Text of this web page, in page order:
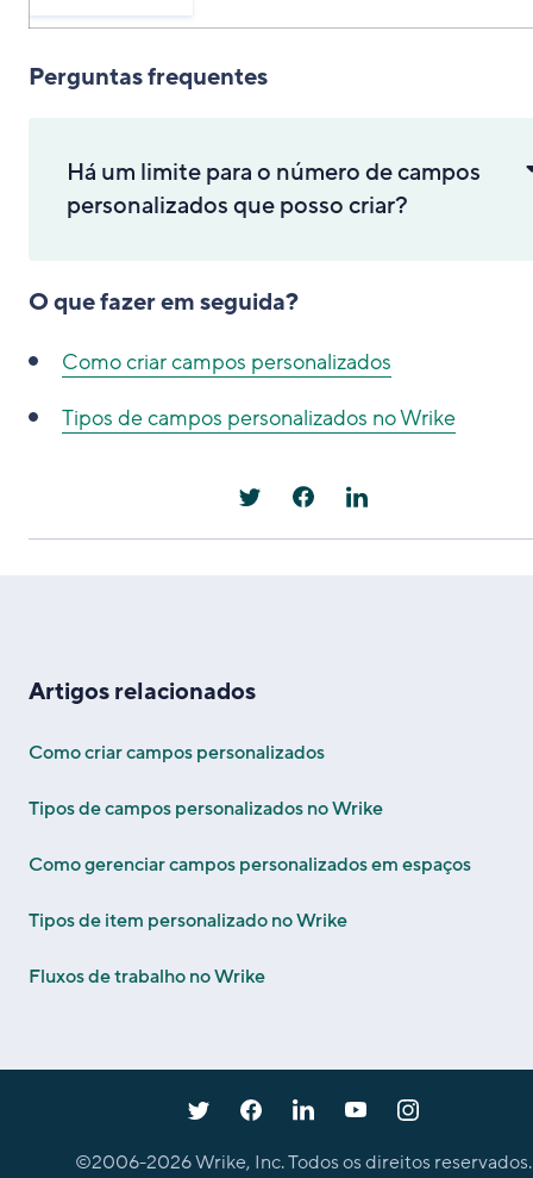
Perguntas frequentes
Há um limite para o número de campos
personalizados que posso criar?
O que fazer em seguida?
Como criar campos personalizados
Tipos de campos personalizados no Wrike
Artigos relacionados
Como criar campos personalizados
Tipos de campos personalizados no Wrike
Como gerenciar campos personalizados em espaços
Tipos de item personalizado no Wrike
Fluxos de trabalho no Wrike
©2006-2026Wrike, Inc. Todos os direitos reservados.